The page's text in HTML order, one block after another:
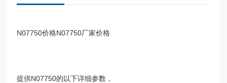
N07750价格N07750厂家价格
提供N07750的以下详细参数，